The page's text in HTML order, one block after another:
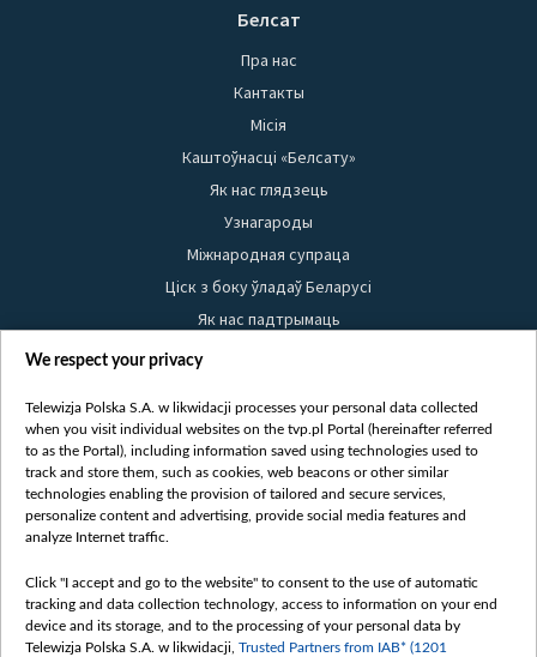
Белсат
Пра нас
Кантакты
Місія
Каштоўнасці «Белсату»
Як нас глядзець
Узнагароды
Міжнародная супраца
Ціск з боку ўладаў Беларусі
Як нас падтрымаць
Правілы выкарыстання матэрыялаў
Бяспека
Youtube
Белсат news
Белсат Shorts
Жэстачайшы мульт
Belsat English
Biełsat PL
We respect your privacy
Telewizja Polska S.A. w likwidacji processes your personal data collected
when you visit individual websites on the tvp.pl Portal (hereinafter referred
to as the Portal), including information saved using technologies used to
track and store them, such as cookies, web beacons or other similar
technologies enabling the provision of tailored and secure services,
personalize content and advertising, provide social media features and
analyze Internet traffic.
Click "I accept and go to the website" to consent to the use of automatic
tracking and data collection technology, access to information on your end
device and its storage, and to the processing of your personal data by
Telewizja Polska S.A. w likwidacji, Trusted Partners from IAB* (1201